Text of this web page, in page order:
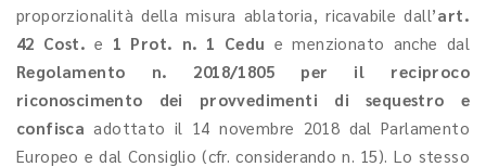
proporzionalità della misura ablatoria, ricavabile dall’art.
42 Cost. e 1 Prot. n. 1 Cedu e menzionato anche dal
Regolamento n. 2018/1805 per il reciproco
riconoscimento dei provvedimenti di sequestro e
confisca adottato il 14 novembre 2018 dal Parlamento
Europeo e dal Consiglio (cfr. considerando n. 15). Lo stesso